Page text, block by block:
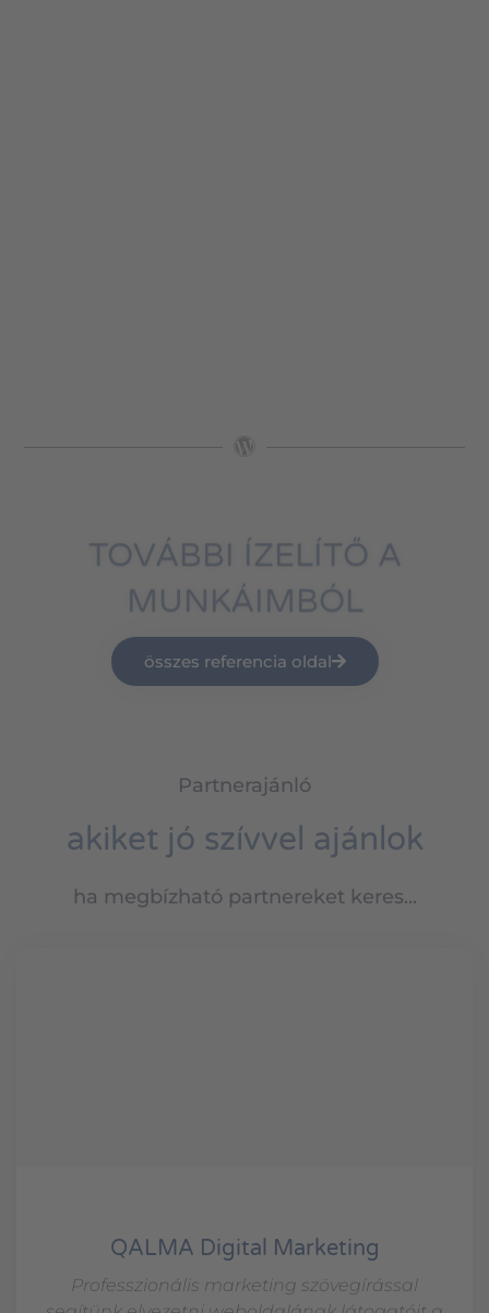
TOVÁBBI ÍZELÍTŐ A
MUNKÁIMBÓL
összes referencia oldal
QALMA Digital Marketing
Professzionális marketing szövegírással
Partnerajánló
akiket jó szívvel ajánlok
ha megbízható partnereket keres...